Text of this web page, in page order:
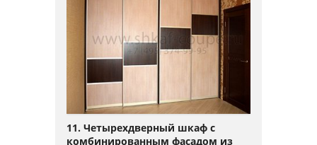
11. Четырехдверный шкаф с
комбинированным фасадом из